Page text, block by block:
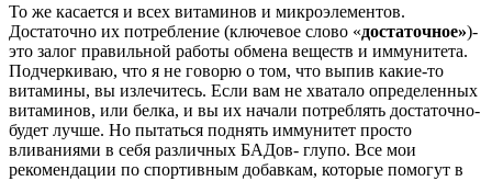
То же касается и всех витаминов и микроэлементов.
Достаточно их потребление (ключевое слово «достаточное»)-
это залог правильной работы обмена веществ и иммунитета.
Подчеркиваю, что я не говорю о том, что выпив какие-то
витамины, вы излечитесь. Если вам не хватало определенных
витаминов, или белка, и вы их начали потреблять достаточно-
будет лучше. Но пытаться поднять иммунитет просто
вливаниями в себя различных БАДов- глупо. Все мои
рекомендации по спортивным добавкам, которые помогут в